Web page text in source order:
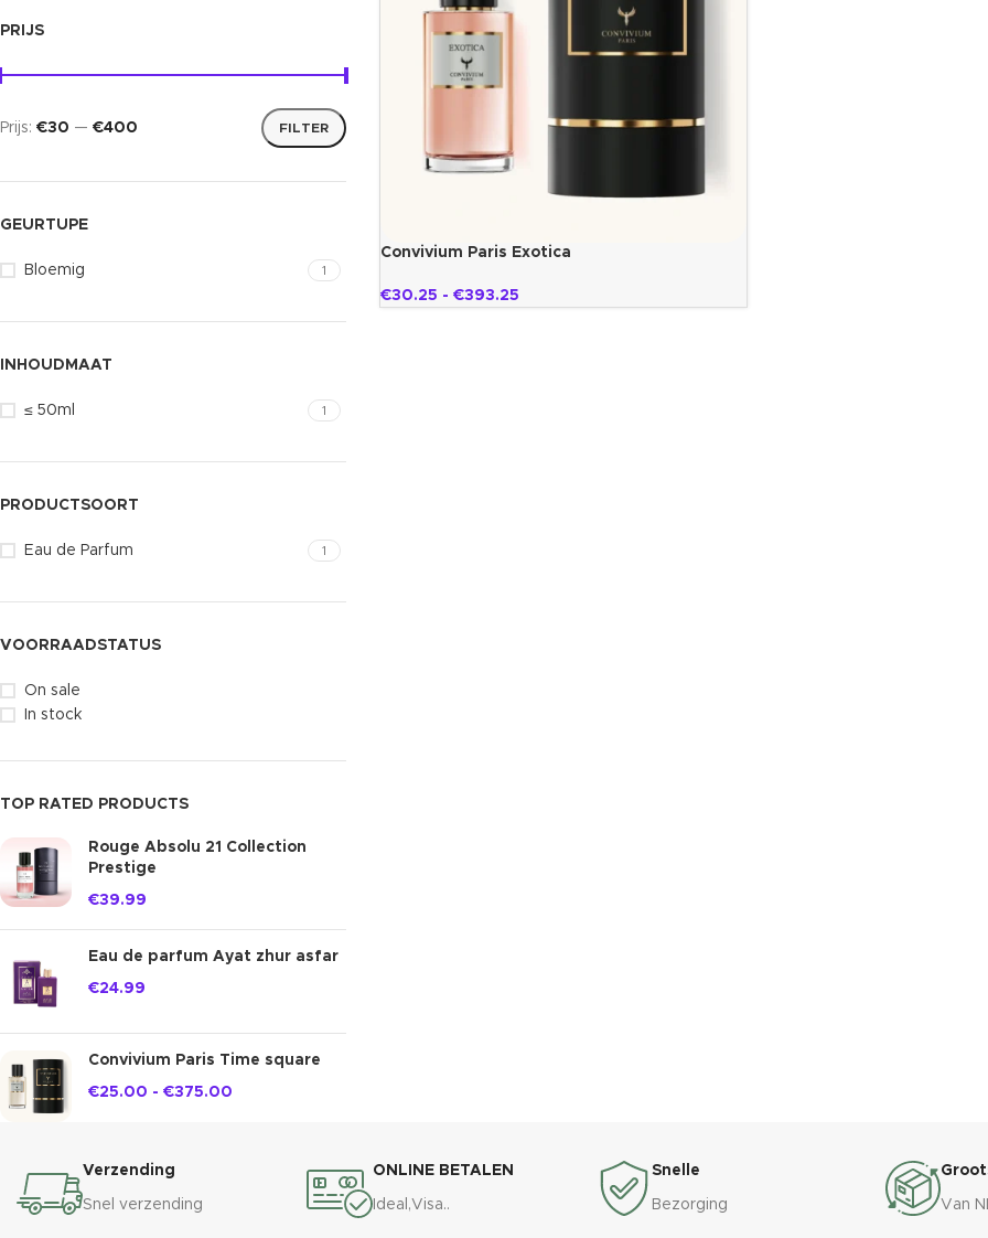
PRIJS
FILTER
Prijs: €30 — €400
GEURTUPE
Bloemig 1
INHOUDMAAT
≤ 50ml 1
PRODUCTSOORT
Eau de Parfum 1
VOORRAADSTATUS
On sale
In stock
TOP RATED PRODUCTS
Rouge Absolu 21 Collection
Prestige
€39.99
Eau de parfum Ayat zhur asfar
€24.99
Convivium Paris Time square
€25.00 - €375.00
Convivium Paris Exotica
€30.25 - €393.25
Verzending
Snel verzending
ONLINE BETALEN
Ideal,Visa..
Snelle
Bezorging Van